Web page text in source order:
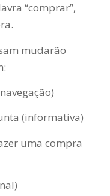
“comprar”,
mudarão
(informativa)
uma compra